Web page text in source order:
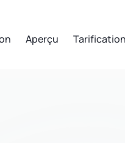
Aperçu Tarification